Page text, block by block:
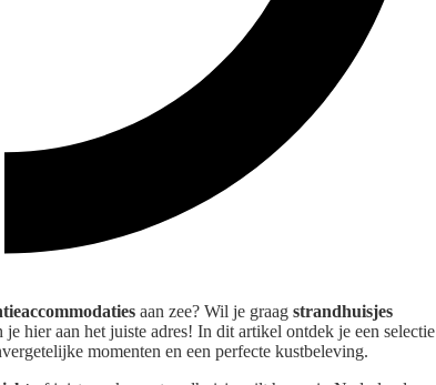
aan zee? Wil je graag strandhuisjes
hier aan het juiste adres! In dit artikel ontdek je een selectie
momenten en een perfecte kustbeleving.